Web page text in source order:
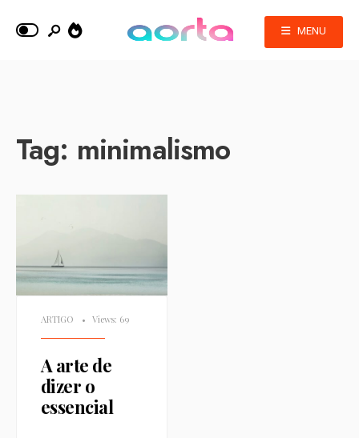
MENU
Tag: minimalismo
ARTIGO • Views: 69
A arte de
dizer o
essencial